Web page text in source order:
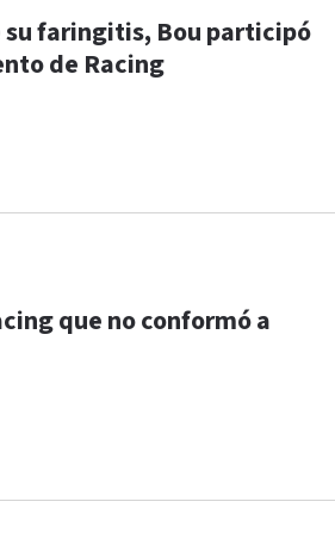
su faringitis, Bou participó
de Racing
que no conformó a